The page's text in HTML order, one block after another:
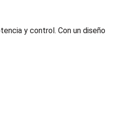
y control. Con un diseño